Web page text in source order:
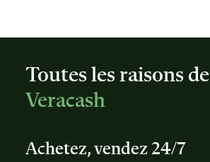
Toutes les raisons de
Veracash
Achetez, vendez 24/7